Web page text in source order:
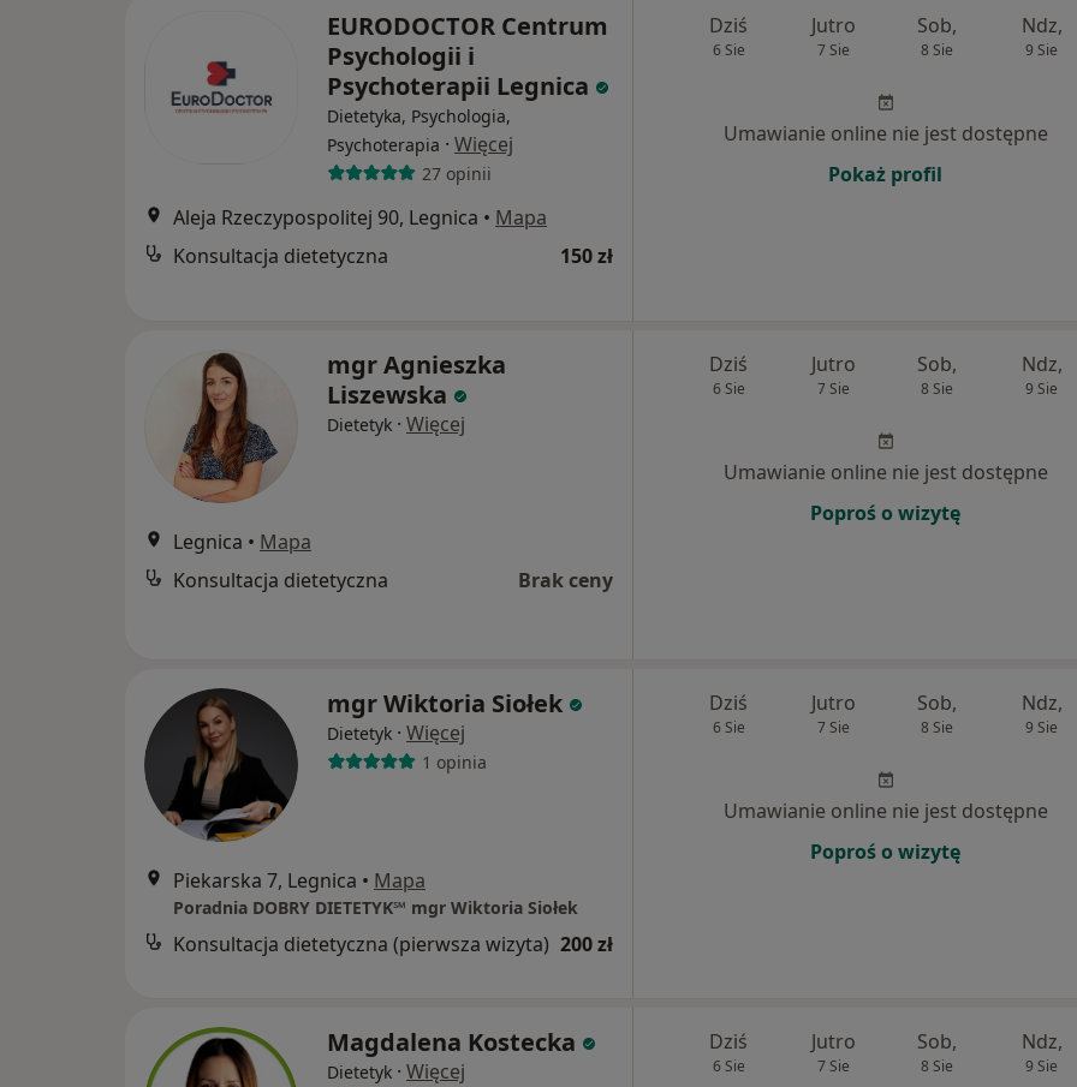
EURODOCTOR Centrum
Psychologii i
Psychoterapii Legnica
Dietetyka, Psychologia,
Psychoterapia · Więcej
27 opinii
Aleja Rzeczypospolitej 90, Legnica • Mapa
Konsultacja dietetyczna
150 zł
Dziś
6 Sie
Jutro
7 Sie
Sob,
8 Sie
Ndz,
9 Sie
Umawianie online nie jest dostępne
Pokaż profil
mgr Agnieszka
Liszewska
Dietetyk · Więcej
Legnica • Mapa
Konsultacja dietetyczna
Brak ceny
Dziś
6 Sie
Jutro
7 Sie
Sob,
8 Sie
Ndz,
9 Sie
Umawianie online nie jest dostępne
Poproś o wizytę
mgr Wiktoria Siołek
Dietetyk · Więcej
1 opinia
Piekarska 7, Legnica • Mapa
Poradnia DOBRY DIETETYK℠ mgr Wiktoria Siołek
Konsultacja dietetyczna (pierwsza wizyta) 200 zł
Dziś
6 Sie
Jutro
7 Sie
Sob,
8 Sie
Ndz,
9 Sie
Umawianie online nie jest dostępne
Poproś o wizytę
Magdalena Kostecka
Dietetyk · Więcej
Dziś
6 Sie
Jutro
7 Sie
Sob,
8 Sie
Ndz,
9 Sie